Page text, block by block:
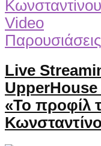
Video
Live
UpperHouse
«Το προφίλ